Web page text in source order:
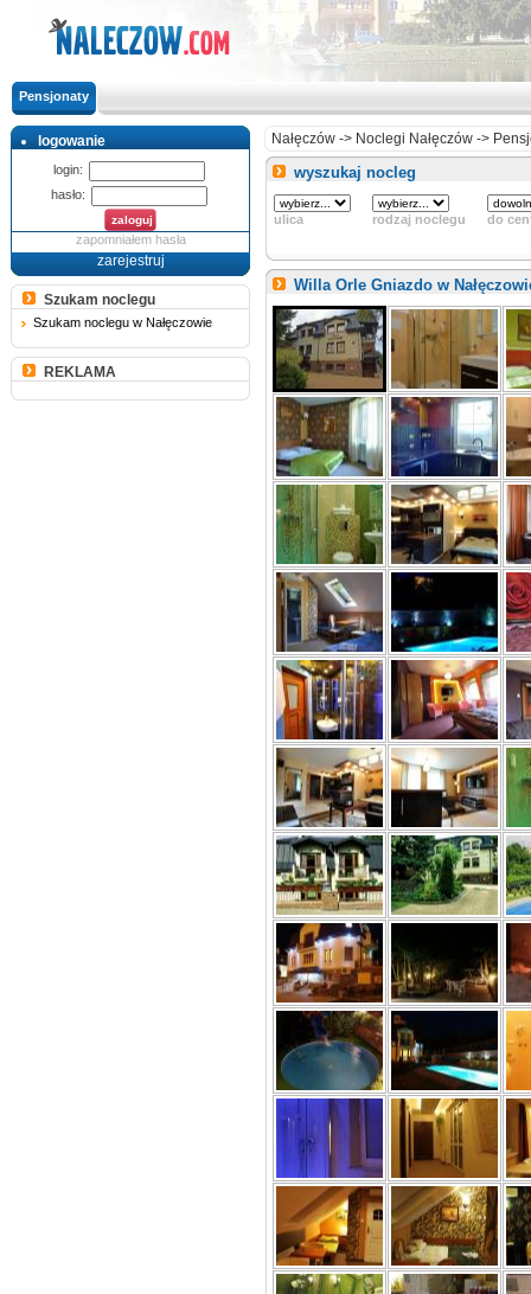
Pensjonaty
logowanie
login:
hasło:
zapomniałem hasła
zarejestruj
Szukam noclegu
Szukam noclegu w Nałęczowie
REKLAMA
Nałęczów -> Noclegi Nałęczów ->
wyszukaj nocleg
ulica rodzaj noclegu do
Willa Orle Gniazdo w